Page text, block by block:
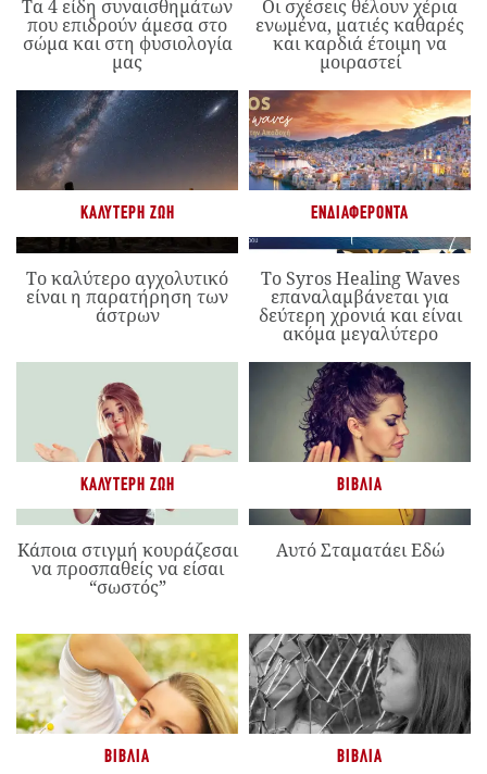
Τα 4 είδη συναισθημάτων
που επιδρούν άμεσα στο
σώμα και στη φυσιολογία
μας
Οι σχέσεις θέλουν χέρια
ενωμένα, ματιές καθαρές
και καρδιά έτοιμη να
μοιραστεί
ΚΑΛΎΤΕΡΗ ΖΩΉ
Το καλύτερο αγχολυτικό
είναι η παρατήρηση των
άστρων
ΕΝΔΙΑΦΈΡΟΝΤΑ
Το Syros Healing Waves
επαναλαμβάνεται για
δεύτερη χρονιά και είναι
ακόμα μεγαλύτερο
ΚΑΛΎΤΕΡΗ ΖΩΉ
Κάποια στιγμή κουράζεσαι
να προσπαθείς να είσαι
“σωστός”
ΒΙΒΛΊΑ
Αυτό Σταματάει Εδώ
ΒΙΒΛΊΑ ΒΙΒΛΊΑ